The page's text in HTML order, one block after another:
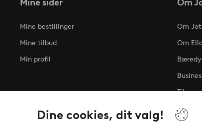
Dine cookies, dit valg!
Mine sider
Mine bestillinger
Mine tilbud
Min profil
Om
Om
Om